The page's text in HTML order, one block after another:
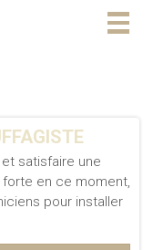
satisfaire une
en ce moment,
pour installer